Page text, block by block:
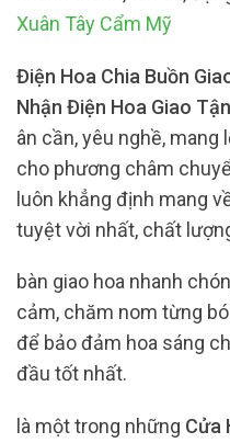
Xuân Tây Cẩm Mỹ
Điện Hoa Chia Buồn
Nhận Điện Hoa Giao
ân cần, yêu nghề, mang
cho phương châm
luôn khẳng định mang
tuyệt vời nhất, chất
bàn giao hoa nhanh
cảm, chăm nom từng
để bảo đảm hoa sáng
đầu tốt nhất.
là một trong những Cửa